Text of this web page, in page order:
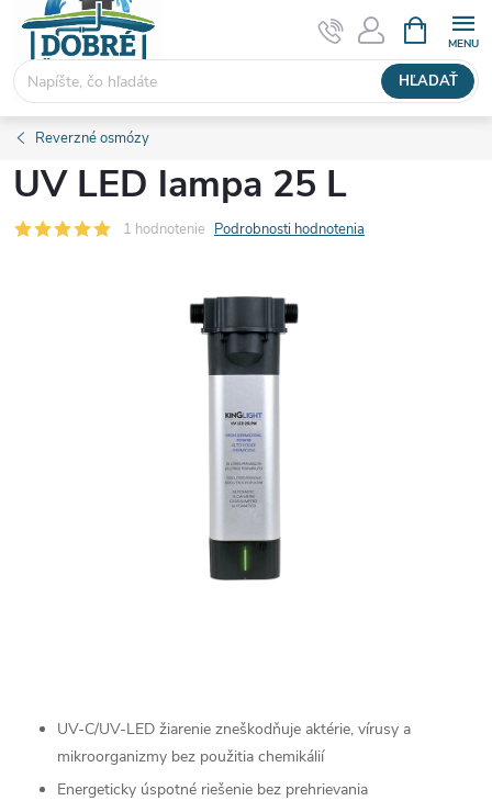
Prejsť
obsah
HĽADAŤ
KOŠÍK
Reverzné osmózy
UV LED lampa 25 L
1 hodnotenie Podrobnosti hodnotenia
UV-C/UV-LED žiarenie zneškodňuje aktérie, vírusy a
mikroorganizmy bez použitia chemikálií
Energeticky úspotné riešenie bez prehrievania